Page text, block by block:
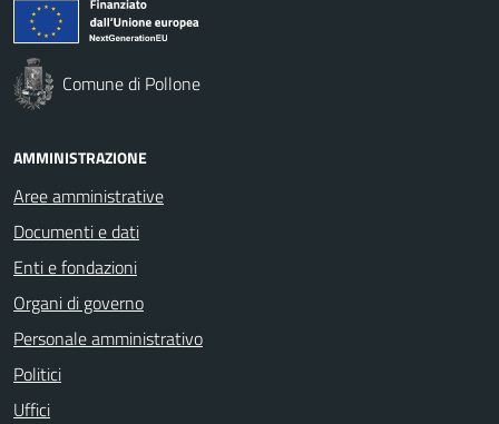
Comune di Pollone
AMMINISTRAZIONE
Aree amministrative
Documenti e dati
Enti e fondazioni
Organi di governo
Personale amministrativo
Politici
Uffici